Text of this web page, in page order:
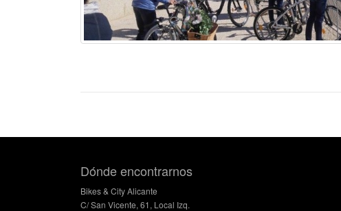
Dónde encontrarnos
Bikes & City Alicante
C/ San Vicente, 61, Local Izq.